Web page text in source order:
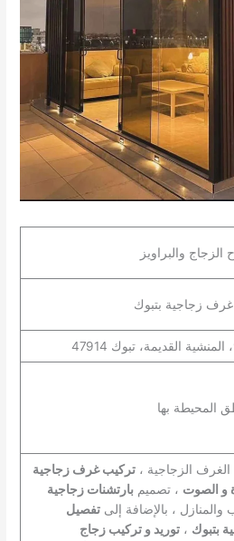
الزجاج والبراويز
غرف زجاجية بتبوك
المحيطة بها
الغرف الزجاجية ، تركيب غرف زجاجية
و الصوت ، تصميم بارتشنات زجاجية
والمنازل ، بالإضافة إلى تفصيل
بتبوك ، توريد و تركيب زجاج